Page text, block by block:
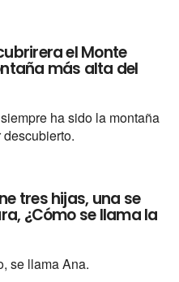
el Monte
más alta del
ha sido la montaña
tres hijas, una se
¿Cómo se llama la
se llama Ana.